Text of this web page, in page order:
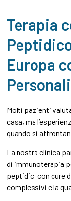
Terapia
Europa
Molti pazienti
casa, ma
quando si
La nostra clinica
di immunoterapia
peptidici con cure
complessivi e la